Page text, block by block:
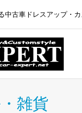
中古車ドレスアップ・
雑貨